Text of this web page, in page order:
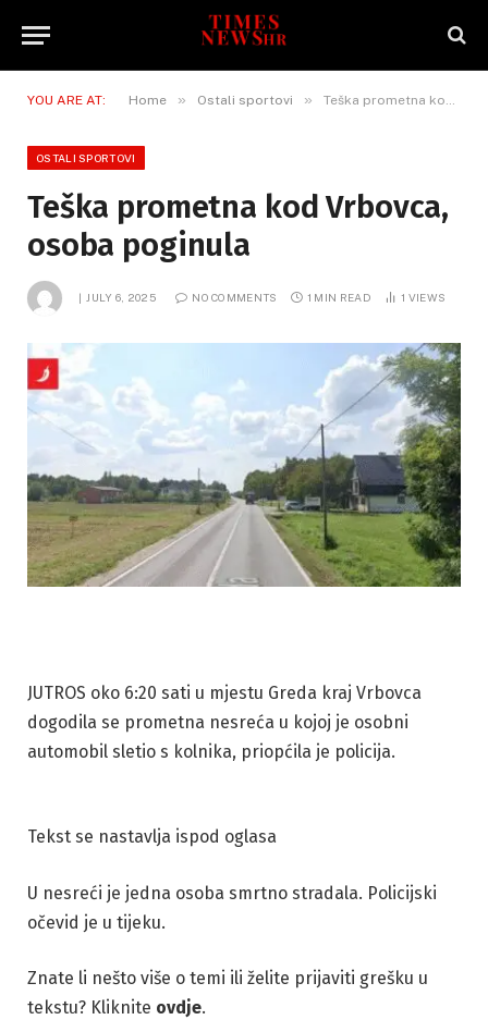
YOU ARE AT: Home » Ostali sportovi » Teška prometna kod Vrbovca, osoba poginula
OSTALI SPORTOVI
Teška prometna kod Vrbovca,
osoba poginula
JULY 6, 2025 NO COMMENTS 1 MIN READ 1 VIEWS
JUTROS oko 6:20 sati u mjestu Greda kraj Vrbovca
dogodila se prometna nesreća u kojoj je osobni
automobil sletio s kolnika, priopćila je policija.
Tekst se nastavlja ispod oglasa
U nesreći je jedna osoba smrtno stradala. Policijski
očevid je u tijeku.
Znate li nešto više o temi ili želite prijaviti grešku u
tekstu? Kliknite ovdje.